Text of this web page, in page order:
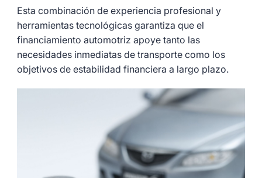
Esta combinación de experiencia profesional y
herramientas tecnológicas garantiza que el
financiamiento automotriz apoye tanto las
necesidades inmediatas de transporte como los
objetivos de estabilidad financiera a largo plazo.